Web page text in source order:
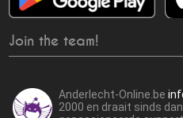
Join the team!
Anderlecht-Online.be
2000 en draait sinds